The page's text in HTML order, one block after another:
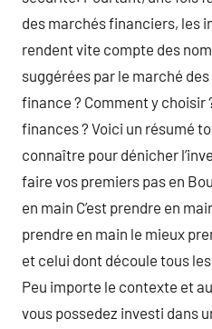
des marchés financiers, les
rendent vite compte des
suggérées par le marché
finance ? Comment y choisir
finances ? Voici un résumé
connaître pour dénicher
faire vos premiers pas en
en main C’est prendre en
prendre en main le mieux
et celui dont découle tous
Peu importe le contexte et
vous possedez investi dans